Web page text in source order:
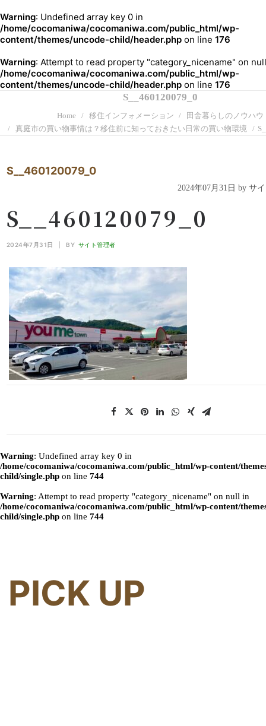
Warning: Undefined array key 0 in
/home/cocomaniwa/cocomaniwa.com/public_html/wp-
content/themes/uncode-child/header.php on line 176
Warning: Attempt to read property "category_nicename" on
/home/cocomaniwa/cocomaniwa.com/public_html/wp-
content/themes/uncode-child/header.php on line 176
S__460120079_0
Home 移住インフォメーション
田舎暮らしのノウハウ
真庭市の買い物事情は？移住前に知っておきたい日常の買い物環境
S__460120079_0
2024年07月31日 by サ
S__460120079_0
2024年7月31日 BY サイト管理者
Warning: Undefined array key 0 in
/home/cocomaniwa/cocomaniwa.com/public_html/wp-content/
child/single.php on line 744
Warning: Attempt to read property "category_nicename" on null in
/home/cocomaniwa/cocomaniwa.com/public_html/wp-content/
child/single.php on line 744
PICK UP